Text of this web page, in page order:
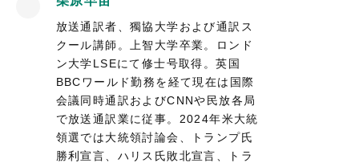
放送通訳者、獨協大学および通訳ス
クール講師。上智大学卒業。ロンド
ン大学LSEにて修士号取得。英国
BBCワールド勤務を経て現在は国際
会議同時通訳およびCNNや民放各局
で放送通訳業に従事。2024年米大統
領選では大統領討論会、トランプ氏
勝利宣言、ハリス氏敗北宣言、トラ